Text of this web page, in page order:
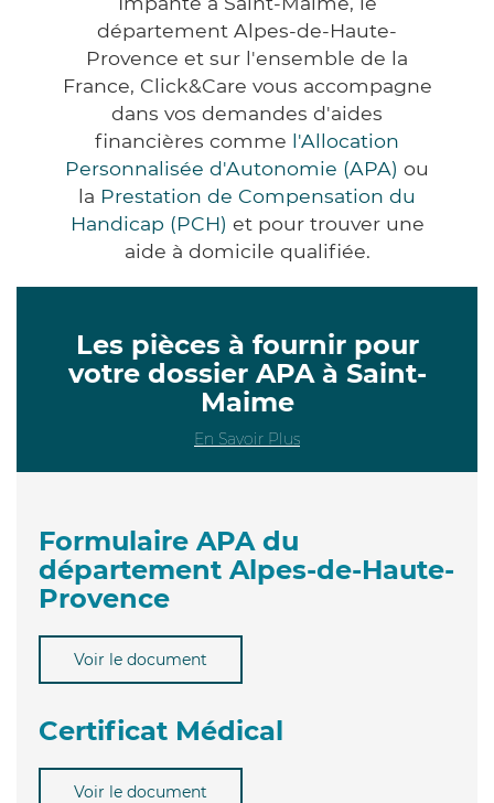
département Alpes-de-Haute-
Provence et sur l'ensemble de la
France, Click&Care vous accompagne
dans vos demandes d'aides
financières comme l'Allocation
Personnalisée d'Autonomie (APA) ou
la Prestation de Compensation du
Handicap (PCH) et pour trouver une
aide à domicile qualifiée.
Les pièces à fournir pour
votre dossier APA à Saint-
Maime
En Savoir Plus
Formulaire APA du
département Alpes-de-Haute-
Provence
Voir le document
Certificat Médical
Voir le document